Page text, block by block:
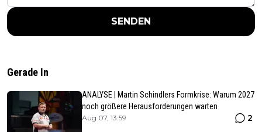
SENDEN
Gerade In
ANALYSE | Martin Schindlers Formkrise: Warum 2027
noch größere Herausforderungen warten
Aug 07, 13:59 2